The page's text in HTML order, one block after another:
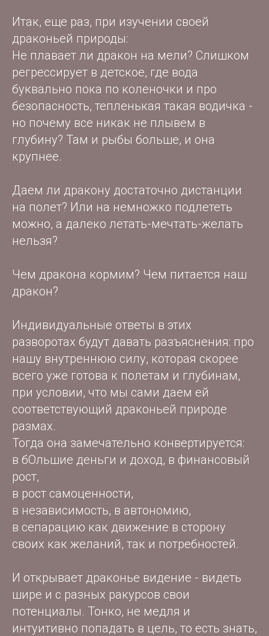
Итак, еще раз, при изучении своей
драконьей природы:
Не плавает ли дракон на мели? Слишком
регрессирует в детское, где вода
буквально пока по коленочки и про
безопасность, тепленькая такая водичка -
но почему все никак не плывем в
глубину? Там и рыбы больше, и она
крупнее.
Даем ли дракону достаточно дистанции
на полет? Или на немножко подлететь
можно, а далеко летать-мечтать-желать
нельзя?
Чем дракона кормим? Чем питается наш
дракон?
Индивидуальные ответы в этих
разворотах будут давать разъяснения: про
нашу внутреннюю силу, которая скорее
всего уже готова к полетам и глубинам,
при условии, что мы сами даем ей
соответствующий драконьей природе
размах.
Тогда она замечательно конвертируется:
в бОльшие деньги и доход, в финансовый
рост,
в рост самоценности,
в независимость, в автономию,
в сепарацию как движение в сторону
своих как желаний, так и потребностей.
И открывает драконье видение - видеть
шире и с разных ракурсов свои
потенциалы. Тонко, не медля и
интуитивно попадать в цель, то есть знать,